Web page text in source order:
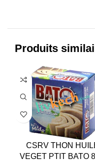
Produits
CSRV THON
VEGET PTIT BATO